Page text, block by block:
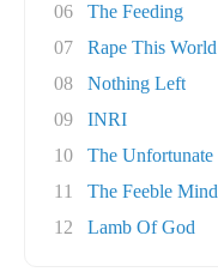
06
The Feeding
07
Rape This World
08
Nothing Left
09
INRI
10
The Unfortunate
11
The Feeble Mind
12
Lamb Of God